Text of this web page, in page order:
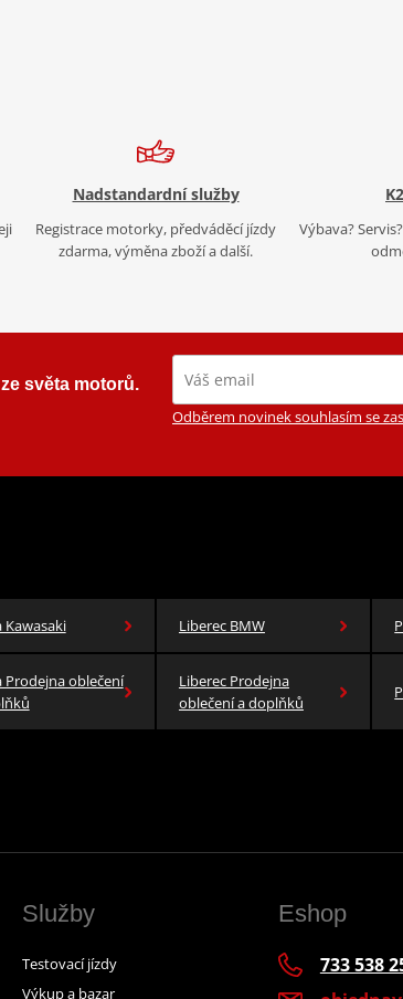
Nadstandardní služby
Registrace motorky, předváděcí jízdy
zdarma, výměna zboží a další.
Výbava?
světa motorů.
Odběrem novinek souhlasím se
Kawasaki Liberec BMW
Prodejna oblečení
Liberec Prodejna
oblečení a doplňků
Služby
Testovací jízdy
Výkup a bazar
Eshop
733 538